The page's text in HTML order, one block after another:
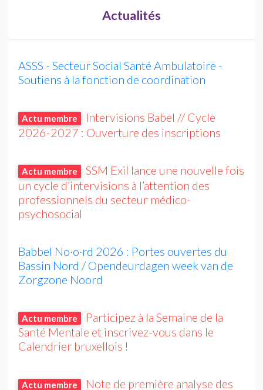
Actualités
ASSS - Secteur Social Santé Ambulatoire -
Soutiens à la fonction de coordination
Actu membre
Intervisions Babel // Cycle
2026-2027 : Ouverture des inscriptions
Actu membre SSM Exil lance une nouvelle fois
un cycle d’intervisions à l’attention des
professionnels du secteur médico-
psychosocial
Babbel No·o·rd 2026 : Portes ouvertes du
Bassin Nord / Opendeurdagen week van de
Zorgzone Noord
Actu membre
Participez à la Semaine de la
Santé Mentale et inscrivez-vous dans le
Calendrier bruxellois !
Actu membre
Note de première analyse des